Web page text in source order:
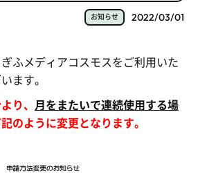
お知らせ 2022/03/01
ふメディアコスモスをご利用いた
ます。
り、 月をまたいで連続使用する場
のように変更となります。